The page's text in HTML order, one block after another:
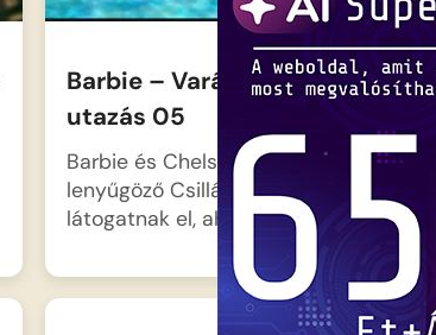
Barbie – Varázslatos
utazás 05
Barbie és Chelsea ezúttal a
lenyűgöző Csillám-hegyre
látogatnak el, ahol…